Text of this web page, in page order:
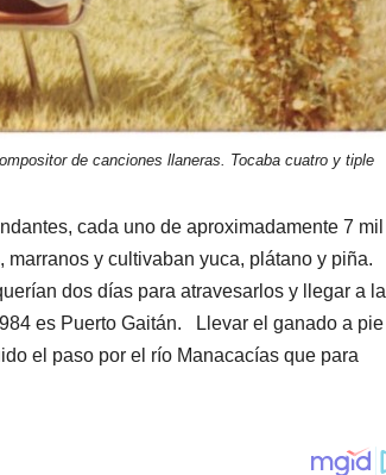
de canciones llaneras. Tocaba cuatro y tiple
cada uno de aproximadamente 7 mil
y cultivaban yuca, plátano y piña.
dos días para atravesarlos y llegar a la
es Puerto Gaitán. Llevar el ganado a pie
el paso por el río Manacacías que para